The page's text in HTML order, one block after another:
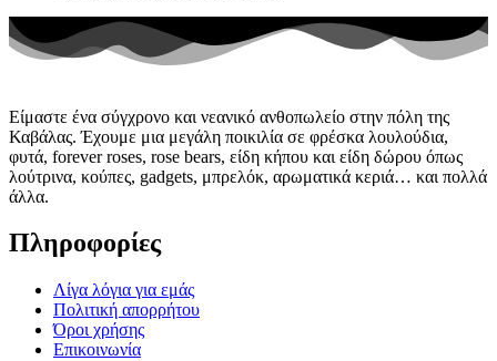
Είμαστε ένα σύγχρονο και νεανικό ανθοπωλείο στην πόλη της
Καβάλας. Έχουμε μια μεγάλη ποικιλία σε φρέσκα λουλούδια,
φυτά, forever roses, rose bears, είδη κήπου και είδη δώρου όπως
λούτρινα, κούπες, gadgets, μπρελόκ, αρωματικά κεριά… και πολλά
άλλα.
Πληροφορίες
Λίγα λόγια για εμάς
Πολιτική απορρήτου
Όροι χρήσης
Επικοινωνία